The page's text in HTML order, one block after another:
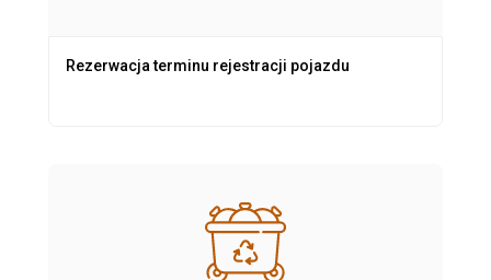
Rezerwacja terminu rejestracji pojazdu